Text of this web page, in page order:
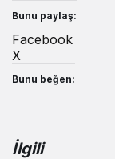
Bunu paylaş:
Facebook
X
Bunu beğen:
İlgili